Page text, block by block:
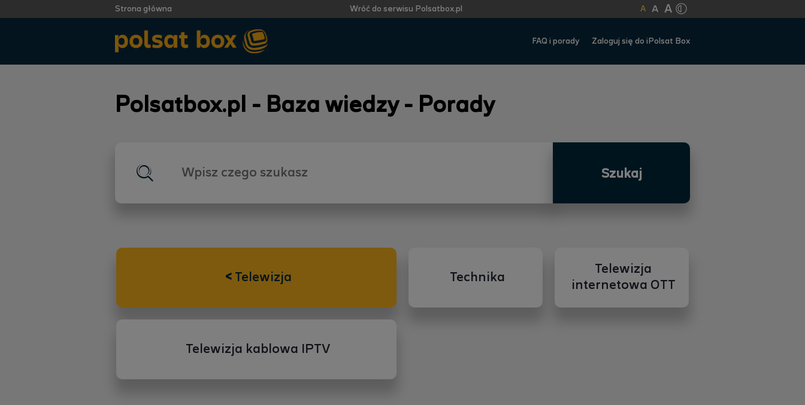
Strona główna Wróć do serwisu Polsatbox.pl A A A
FAQ i porady Zaloguj się do iPolsat Box
Polsatbox.pl - Baza wiedzy - Porady
Szukaj
< Telewizja Technika
Telewizja
internetowa OTT
Telewizja kablowa IPTV